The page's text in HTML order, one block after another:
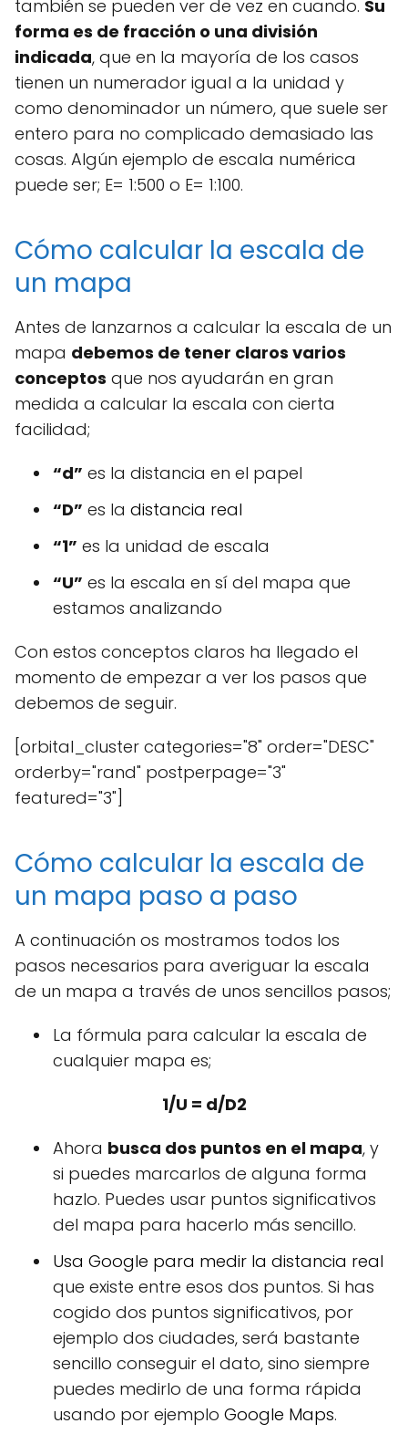
también se pueden ver de vez en cuando. Su
forma es de fracción o una división
indicada, que en la mayoría de los casos
tienen un numerador igual a la unidad y
como denominador un número, que suele ser
entero para no complicado demasiado las
cosas. Algún ejemplo de escala numérica
puede ser; E= 1:500 o E= 1:100.
Cómo calcular la escala de
un mapa
Antes de lanzarnos a calcular la escala de un
mapa debemos de tener claros varios
conceptos que nos ayudarán en gran
medida a calcular la escala con cierta
facilidad;
“d” es la distancia en el papel
“D” es la distancia real
“1” es la unidad de escala
“U” es la escala en sí del mapa que
estamos analizando
Con estos conceptos claros ha llegado el
momento de empezar a ver los pasos que
debemos de seguir.
[orbital_cluster categories="8" order="DESC"
orderby="rand" postperpage="3"
featured="3"]
Cómo calcular la escala de
un mapa paso a paso
A continuación os mostramos todos los
pasos necesarios para averiguar la escala
de un mapa a través de unos sencillos pasos;
La fórmula para calcular la escala de
cualquier mapa es;
1/U = d/D2
Ahora busca dos puntos en el mapa, y
si puedes marcarlos de alguna forma
hazlo. Puedes usar puntos significativos
del mapa para hacerlo más sencillo.
Usa Google para medir la distancia real
que existe entre esos dos puntos. Si has
cogido dos puntos significativos, por
ejemplo dos ciudades, será bastante
sencillo conseguir el dato, sino siempre
puedes medirlo de una forma rápida
usando por ejemplo Google Maps.